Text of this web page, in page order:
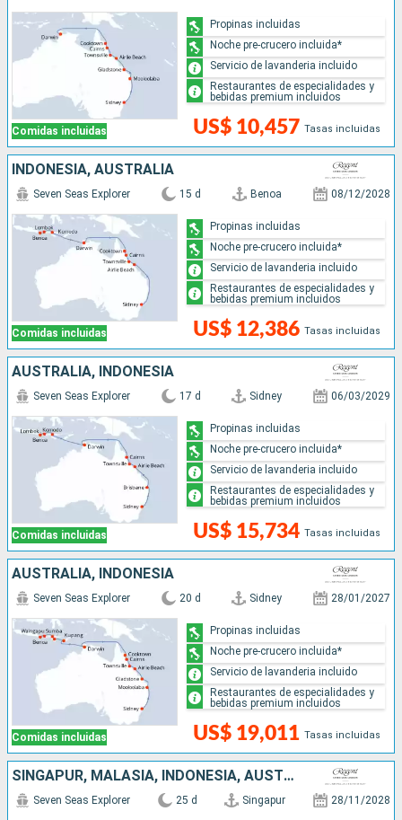
Comidas incluidas US$ 10,457 Tasas incluidas
Propinas incluidas
Noche pre-crucero incluida*
Servicio de lavanderia incluido
Restaurantes de especialidades y
bebidas premium incluidos
INDONESIA, AUSTRALIA
Comidas incluidas
Seven Seas Explorer 15 d Benoa 08/12/2028
US$ 12,386 Tasas incluidas
Propinas incluidas
Noche pre-crucero incluida*
Servicio de lavanderia incluido
Restaurantes de especialidades y
bebidas premium incluidos
AUSTRALIA, INDONESIA
Comidas incluidas
Seven Seas Explorer 17 d Sidney 06/03/2029
US$ 15,734 Tasas incluidas
Propinas incluidas
Noche pre-crucero incluida*
Servicio de lavanderia incluido
Restaurantes de especialidades y
bebidas premium incluidos
AUSTRALIA, INDONESIA
Comidas incluidas
Seven Seas Explorer 20 d Sidney 28/01/2027
US$ 19,011 Tasas incluidas
Propinas incluidas
Noche pre-crucero incluida*
Servicio de lavanderia incluido
Restaurantes de especialidades y
bebidas premium incluidos
SINGAPUR, MALASIA, INDONESIA, AUSTRALIA
Seven Seas Explorer 25 d Singapur 28/11/2028